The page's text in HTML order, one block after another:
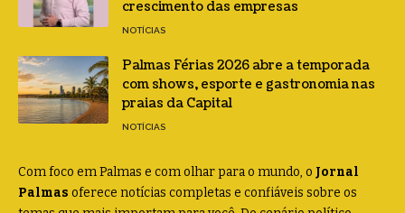
crescimento das empresas
NOTÍCIAS
Palmas Férias 2026 abre a temporada
com shows, esporte e gastronomia nas
praias da Capital
NOTÍCIAS
Com foco em Palmas e com olhar para o mundo, o Jornal
Palmas oferece notícias completas e confiáveis sobre os